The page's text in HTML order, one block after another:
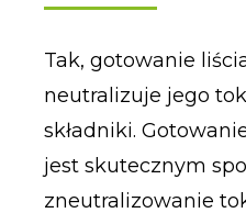
Tak, gotowanie
neutralizuje jego
składniki.
jest skutecznym
zneutralizowanie